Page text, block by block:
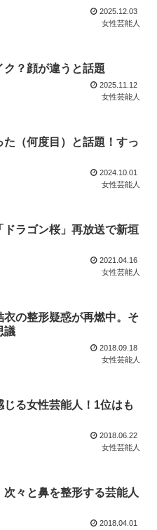
2025.12.03
女性芸能人
？顔が違うと話題
2025.11.12
女性芸能人
（何度目）と話題！すっ
2024.10.01
女性芸能人
ラゴン桜」再放送で新垣
2021.04.16
女性芸能人
の整形疑惑が再燃中。そ
議
2018.09.18
女性芸能人
る女性芸能人！1位はも
2018.06.22
女性芸能人
々と鼻を整形する芸能人
2018.04.01